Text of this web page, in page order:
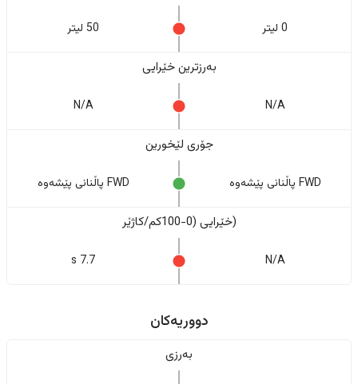
0 لیتر 50 لیتر
بەرزترین خێرایی
N/A
N/A
جۆری لێخورین
FWD پاڵنانی پێشەوە FWD پاڵنانی پێشەوە
(خێرایی (0-100کم/کاژێر
N/A
7.7 s
دووریەکان
بەرزی